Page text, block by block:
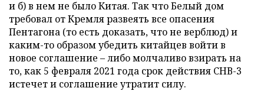
и б) в нем не было Китая. Так что Белый дом
требовал от Кремля развеять все опасения
Пентагона (то есть доказать, что не верблюд) и
каким-то образом убедить китайцев войти в
новое соглашение – либо молчаливо взирать на
то, как 5 февраля 2021 года срок действия СНВ-3
истечет и соглашение утратит силу.